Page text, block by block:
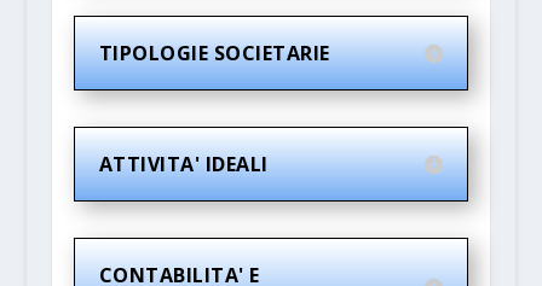
TIPOLOGIE SOCIETARIE
ATTIVITA' IDEALI
CONTABILITA' E